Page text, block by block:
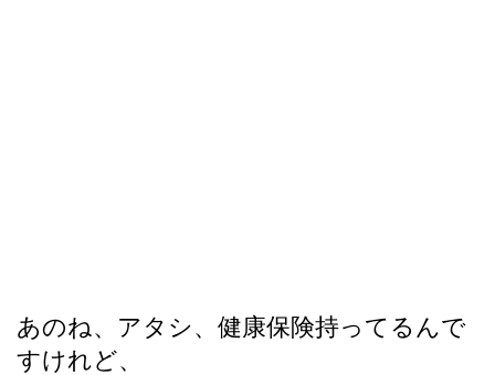
あのね、アタシ、健康保険持ってるんで
すけれど、